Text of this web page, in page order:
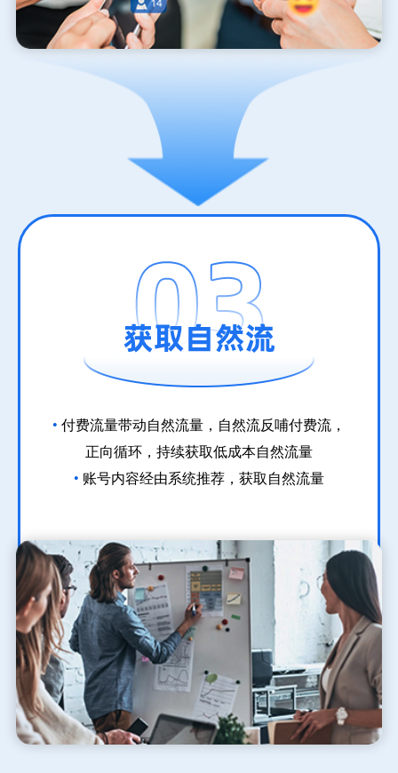
• 付费流量带动自然流量，自然流反哺付费流，
正向循环，持续获取低成本自然流量
• 账号内容经由系统推荐，获取自然流量